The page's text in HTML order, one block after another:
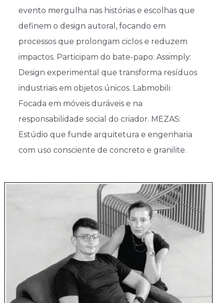
evento mergulha nas histórias e escolhas que
definem o design autoral, focando em
processos que prolongam ciclos e reduzem
impactos. Participam do bate-papo: Assimply:
Design experimental que transforma resíduos
industriais em objetos únicos. Labmobili:
Focada em móveis duráveis e na
responsabilidade social do criador. MEZAS:
Estúdio que funde arquitetura e engenharia
com uso consciente de concreto e granilite.